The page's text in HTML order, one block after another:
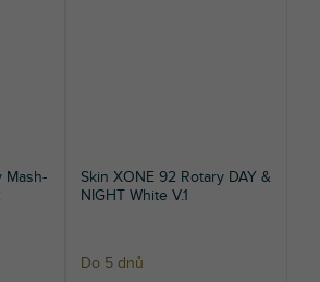
Mash-
Skin XONE 92 Rotary DAY &
NIGHT White V.1
Do 5 dnů